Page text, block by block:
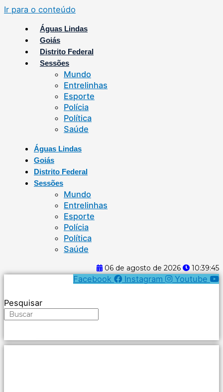
Ir para o conteúdo
Águas Lindas
Goiás
Distrito Federal
Sessões
Mundo
Entrelinhas
Esporte
Polícia
Política
Saúde
Águas Lindas
Goiás
Distrito Federal
Sessões
Mundo
Entrelinhas
Esporte
Polícia
Política
Saúde
06 de agosto de 2026 10:39:46
Facebook Instagram Youtube
Pesquisar